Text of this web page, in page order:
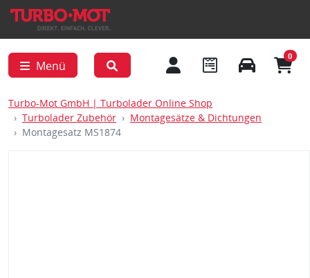
Menü
0
Turbo-Mot GmbH | Turbolader Online Shop
Turbolader Zubehör
Montagesätze & Dichtungen
Montagesatz MS1874